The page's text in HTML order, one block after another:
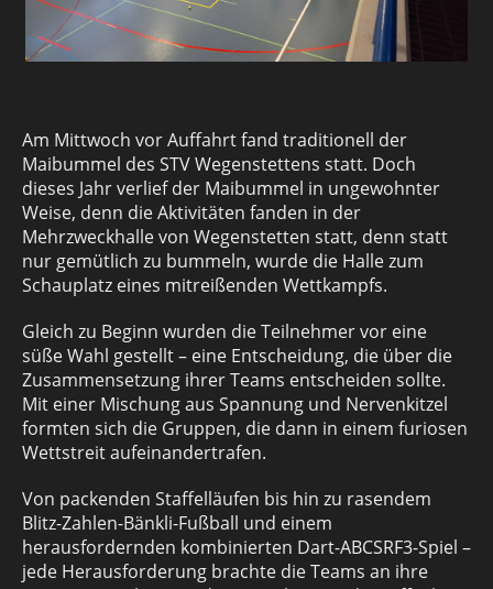
Am Mittwoch vor Auffahrt fand traditionell der
Maibummel des STV Wegenstettens statt. Doch
dieses Jahr verlief der Maibummel in ungewohnter
Weise, denn die Aktivitäten fanden in der
Mehrzweckhalle von Wegenstetten statt, denn statt
nur gemütlich zu bummeln, wurde die Halle zum
Schauplatz eines mitreißenden Wettkampfs.
Gleich zu Beginn wurden die Teilnehmer vor eine
süße Wahl gestellt – eine Entscheidung, die über die
Zusammensetzung ihrer Teams entscheiden sollte.
Mit einer Mischung aus Spannung und Nervenkitzel
formten sich die Gruppen, die dann in einem furiosen
Wettstreit aufeinandertrafen.
Von packenden Staffelläufen bis hin zu rasendem
Blitz-Zahlen-Bänkli-Fußball und einem
herausfordernden kombinierten Dart-ABCSRF3-Spiel –
jede Herausforderung brachte die Teams an ihre